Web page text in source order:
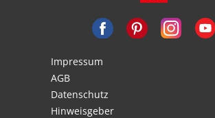
Impressum
AGB
Datenschutz
Hinweisgeber